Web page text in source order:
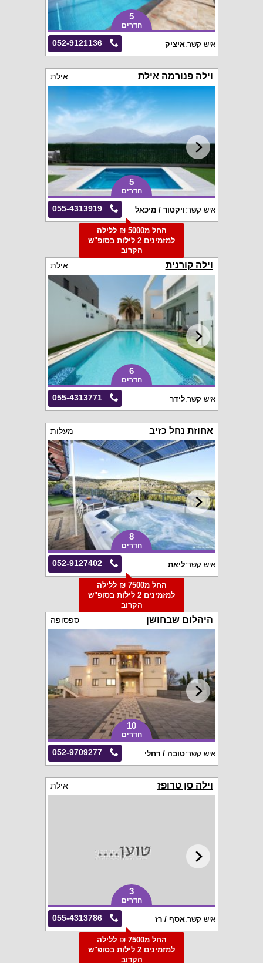
5
חדרים
052-9121136 איש קשר:איציק
וילה פנורמה אילת אילת
5
חדרים
055-4313919 איש קשר:ויקטור / מיכאל
החל מ5000 ₪ ללילה
למזמינים 2 לילות בסופ"ש
הקרוב
וילה קורנית אילת
6
חדרים
055-4313771 איש קשר:לידר
אחוזת נחל כזיב מעלות
8
חדרים
052-9127402 איש קשר:ליאת
החל מ7500 ₪ ללילה
למזמינים 2 לילות בסופ"ש
הקרוב
היהלום שבחושן ספסופה
10
חדרים
052-9709277 איש קשר:טובה / רחלי
וילה סן טרופז אילת
3
חדרים
055-4313786 איש קשר:אסף / רז
החל מ7500 ₪ ללילה
למזמינים 2 לילות בסופ"ש
הקרוב